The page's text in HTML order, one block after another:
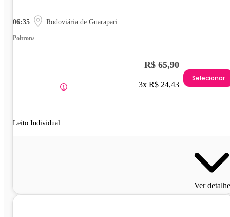
06:35 Rodoviária de Guarapari
Poltrona
Leito Individual
R$ 65,90
3x R$ 24,43
Selecionar
Ver